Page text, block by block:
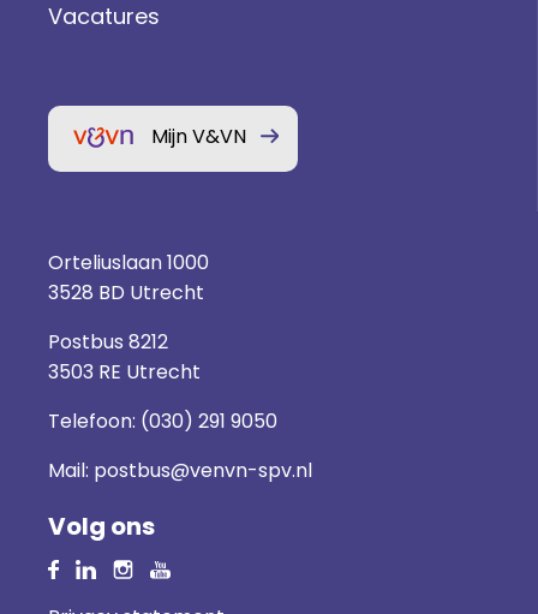
Vacatures
Mijn V&VN
Orteliuslaan 1000
3528 BD Utrecht
Postbus 8212
3503 RE Utrecht
Telefoon: (030) 291 9050
Mail: postbus@venvn-spv.nl
Volg ons